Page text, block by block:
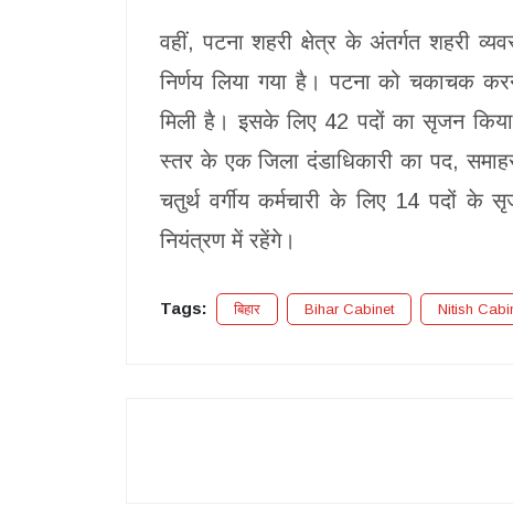
वहीं, पटना शहरी क्षेत्र के अंतर्गत शहरी
निर्णय लिया गया है। पटना को चकाचक
मिली है। इसके लिए 42 पदों का सृजन
स्तर के एक जिला दंडाधिकारी का पद,
चतुर्थ वर्गीय कर्मचारी के लिए 14 पदों के
नियंत्रण में रहेंगे।
Tags: बिहार Bihar Cabinet Nitish